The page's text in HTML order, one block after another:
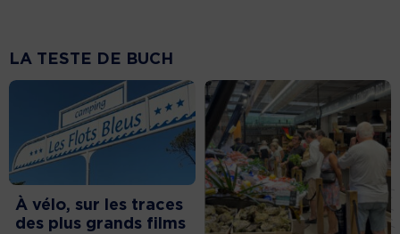
LA TESTE DE BUCH
À vélo, sur les traces
des plus grands films